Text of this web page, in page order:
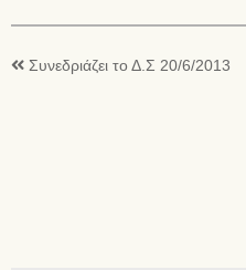
Συνεδριάζει το Δ.Σ 20/6/2013